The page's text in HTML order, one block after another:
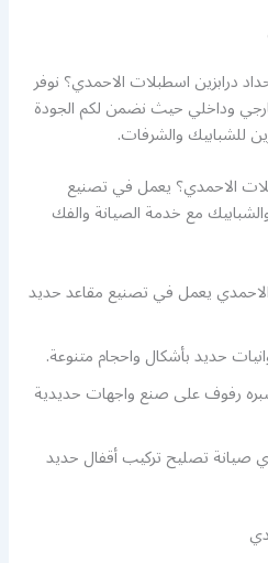
درابزين اسطبلات الاحمدي؟ نوفر
وداخلي حيث نضمن لكم الجودة
للشبابيك والشرفات.
الاحمدي؟ يعمل في تصنيع
مع خدمة الصيانة والفك
يعمل في تصنيع مقاعد حديد
حديد بأشكال واحجام متنوعة.
رفوف على صنع واجهات حديدية
صيانة تصليح تركيب أقفال حديد